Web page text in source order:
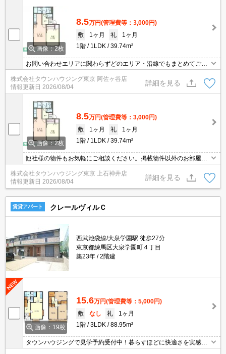
画像：2枚
8.5万円(管理費等：3,000円)
敷
1ヶ月 礼
1ヶ月
1階
1LDK 39.74m²
お問い合わせエリアに関わらずどのエリア・沿線でもまとめてご紹
介可能です！！迷われている場合はますご相談くださいませ。
株式会社タウンハウジング東京 阿佐ヶ谷店
情報更新日 2026/08/04
詳細を見る
画像：2枚
8.5万円(管理費等：3,000円)
敷
1ヶ月 礼
1ヶ月
1階
1LDK 39.74m²
他社様の物件もお気軽にご相談ください。掲載物件以外のお部屋も
ご紹介出来ます。明るく元気なスタッフが丁寧にご対応させていた
だきます。当店ならオンラインで見学・接客可能です！お気軽にお
問い合わせ下さい☆★
株式会社タウンハウジング東京 上石神井店
情報更新日 2026/08/04
詳細を見る
賃貸アパート クレールヴィルＣ
西武池袋線/大泉学園駅 徒歩27分
東京都練馬区大泉学園町４丁目
築23年
2階建
画像：19枚
15.6万円(管理費等：5,000円)
敷
なし 礼
1ヶ月
1階
3LDK 88.95m²
タウンハウジングで見学予約受付中！暮らすほどに快適さを実感で
きる設備仕様！駅前商業施設の多さ！日常の買い物に便利！